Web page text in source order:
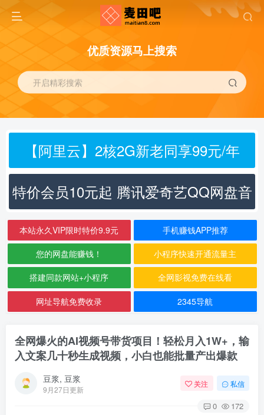
优质资源马上搜索
开启精彩搜索
【阿里云】2核2G新老同享99元/年
特价会员10元起 腾讯爱奇艺QQ网盘音
乐
本站永久VIP限时特价9.9元 手机赚钱APP推荐
您的网盘能赚钱！ 小程序快速开通流量主
搭建同款网站+小程序 全网影视免费在线看
网址导航免费收录 2345导航
全网爆火的AI视频号带货项目！轻松月入1W+，输
入文案几十秒生成视频，小白也能批量产出爆款
豆浆, 豆浆
9月27日更新
关注 私信
0 172